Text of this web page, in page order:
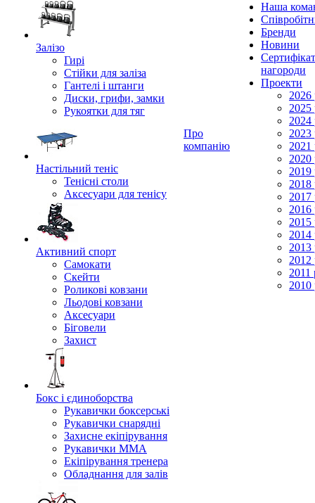
Залізо
Гирі
Стійки для заліза
Гантелі і штанги
Диски, грифи, замки
Рукоятки для тяг
Настільний теніс
Тенісні столи
Аксесуари для тенісу
Активний спорт
Самокати
Скейти
Роликові ковзани
Льодові ковзани
Аксесуари
Біговели
Захист
Бокс і єдиноборства
Рукавички боксерські
Рукавички снарядні
Захисне екіпірування
Рукавички ММА
Екіпірування тренера
Обладнання для залів
Про
компанію
Наша
Бренди
Новини
нагороди
Проекти
2026
2025
2024
2023
2021
2020
2019
2018
2017
2016
2015
2014
2013
2012
2011
2010